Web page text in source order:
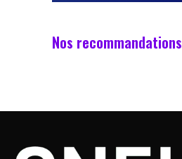
Nos recommandations